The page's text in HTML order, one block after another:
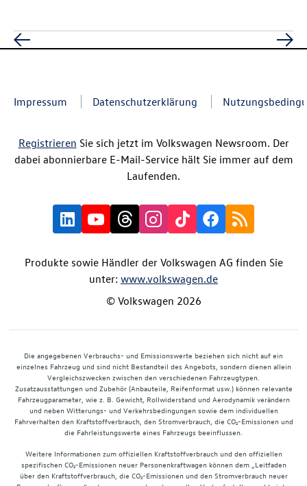
Impressum Datenschutzerklärung
Registrieren Sie sich jetzt im Volkswagen Newsroom. Der
dabei abonnierbare E-Mail-Service hält Sie immer auf dem
Laufenden.
Produkte sowie Händler der Volkswagen AG finden Sie
unter: www.volkswagen.de
© Volkswagen 2026
Die angegebenen Verbrauchs- und Emissionswerte beziehen sich nicht auf ein
einzelnes Fahrzeug und sind nicht Bestandteil des Angebots, sondern dienen allein
Vergleichszwecken zwischen den verschiedenen Fahrzeugtypen.
Zusatzausstattungen und Zubehör (Anbauteile, Reifenformat usw.) können relevante
Fahrzeugparameter, wie z. B. Gewicht, Rollwiderstand und Aerodynamik verändern
und neben Witterungs- und Verkehrsbedingungen sowie dem individuellen
Fahrverhalten den Kraftstoffverbrauch, den Stromverbrauch, die CO₂-Emissionen und
die Fahrleistungswerte eines Fahrzeugs beeinflussen.
Weitere Informationen zum offiziellen Kraftstoffverbrauch und den offiziellen
spezifischen CO₂-Emissionen neuer Personenkraftwagen können dem „Leitfaden
über den Kraftstoffverbrauch, die CO₂-Emissionen und den Stromverbrauch neuer